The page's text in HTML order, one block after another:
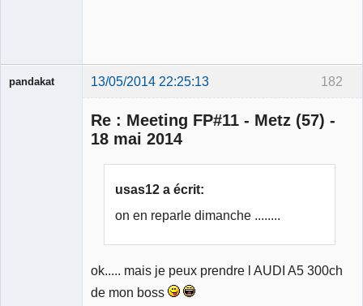
182
pandakat 13/05/2014 22:25:13
Re : Meeting FP#11 - Metz (57) -
18 mai 2014
usas12 a écrit:
on en reparle dimanche ........
ok..... mais je peux prendre l AUDI A5 300ch
de mon boss